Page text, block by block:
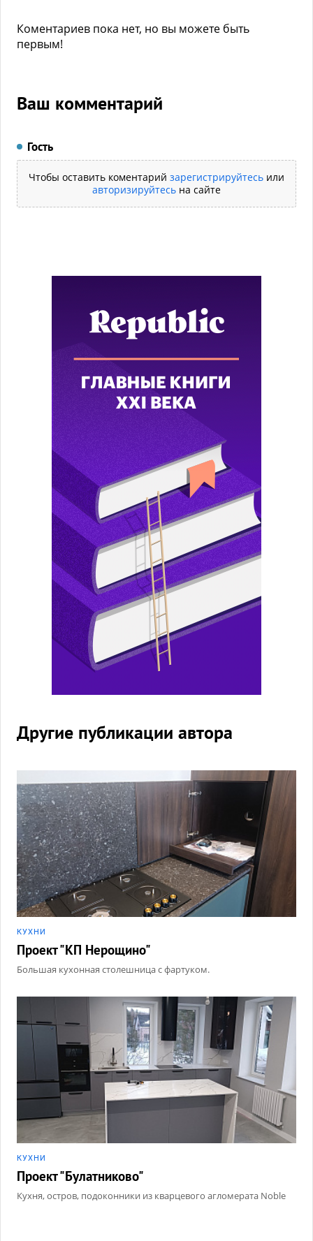
Коментариев пока нет, но вы можете быть
первым!
Ваш комментарий
Гость
Чтобы оставить коментарий зарегистрируйтесь или
авторизируйтесь на сайте
Другие публикации автора
КУХНИ
Проект "КП Нерощино"
Большая кухонная столешница с фартуком.
КУХНИ
Проект "Булатниково"
Кухня, остров, подоконники из кварцевого агломерата Noble